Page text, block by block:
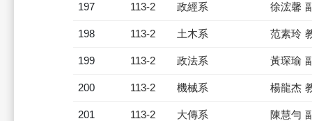
197 113-2 政經系 徐浤馨
198 113-2 土木系 范素玲
199 113-2 政法系 黃琛瑜
200 113-2 機械系 楊龍杰
201 113-2 大傳系 陳慧勻